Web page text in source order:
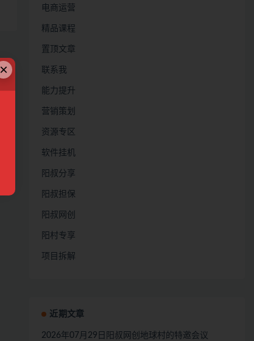
电商运营
精品课程
置顶文章
联系我
能力提升
营销策划
资源专区
软件挂机
阳叔分享
阳叔担保
阳叔网创
阳村专享
项目拆解
近期文章
2026年07月29日阳叔网创地球村的特邀会议
×